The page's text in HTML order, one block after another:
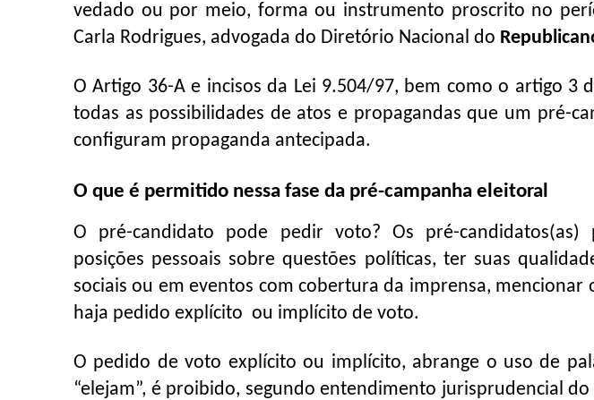
vedado ou por meio, forma ou instrumento proscrito no
Carla Rodrigues, advogada do Diretório Nacional do
O Artigo 36-A e incisos da Lei 9.504/97, bem como o artigo 3
todas as possibilidades de atos e propagandas que um pré-
configuram propaganda antecipada.
O que é permitido nessa fase da pré-campanha eleitoral
O pré-candidato pode pedir voto? Os pré-candidatos(as)
posições pessoais sobre questões políticas, ter suas
sociais ou em eventos com cobertura da imprensa, mencionar
haja pedido explícito ou implícito de voto.
O pedido de voto explícito ou implícito, abrange o uso de
“elejam”, é proibido, segundo entendimento jurisprudencial